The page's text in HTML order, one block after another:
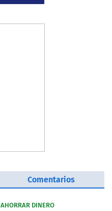
Comentarios
AHORRAR DINERO